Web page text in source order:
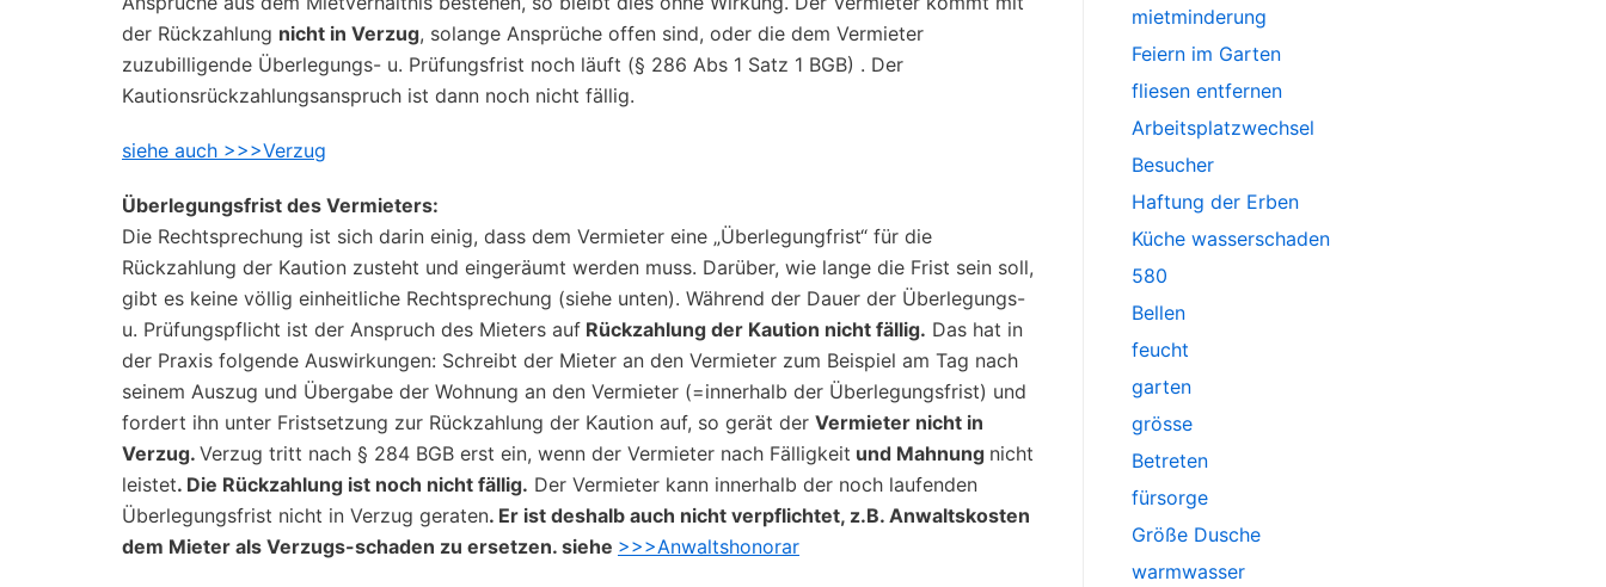
der Rückzahlung nicht in Verzug, solange Ansprüche offen sind, oder die dem Vermieter
zuzubilligende Überlegungs- u. Prüfungsfrist noch läuft (§ 286 Abs 1 Satz 1 BGB) . Der
Kautionsrückzahlungsanspruch ist dann noch nicht fällig.
siehe auch >>>Verzug
Überlegungsfrist des Vermieters:
Die Rechtsprechung ist sich darin einig, dass dem Vermieter eine „Überlegungfrist“ für die
Rückzahlung der Kaution zusteht und eingeräumt werden muss. Darüber, wie lange die Frist sein soll,
gibt es keine völlig einheitliche Rechtsprechung (siehe unten). Während der Dauer der Überlegungs-
u. Prüfungspflicht ist der Anspruch des Mieters auf Rückzahlung der Kaution nicht fällig. Das hat in
der Praxis folgende Auswirkungen: Schreibt der Mieter an den Vermieter zum Beispiel am Tag nach
seinem Auszug und Übergabe der Wohnung an den Vermieter (=innerhalb der Überlegungsfrist) und
fordert ihn unter Fristsetzung zur Rückzahlung der Kaution auf, so gerät der Vermieter nicht in
Verzug. Verzug tritt nach § 284 BGB erst ein, wenn der Vermieter nach Fälligkeit und Mahnung nicht
leistet. Die Rückzahlung ist noch nicht fällig. Der Vermieter kann innerhalb der noch laufenden
Überlegungsfrist nicht in Verzug geraten. Er ist deshalb auch nicht verpflichtet, z.B. Anwaltskosten
dem Mieter als Verzugs-schaden zu ersetzen. siehe >>>Anwaltshonorar
mietminderung
Feiern im Garten
fliesen entfernen
Arbeitsplatzwechsel
Besucher
Haftung der Erben
Küche wasserschaden
580
Bellen
feucht
garten
grösse
Betreten
fürsorge
Größe Dusche
warmwasser